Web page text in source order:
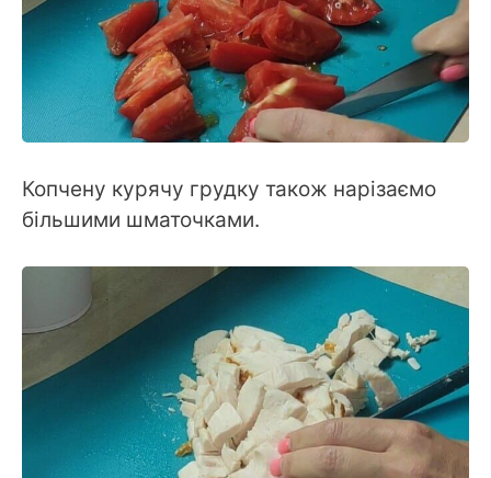
Копчену курячу грудку також нарізаємо
більшими шматочками.